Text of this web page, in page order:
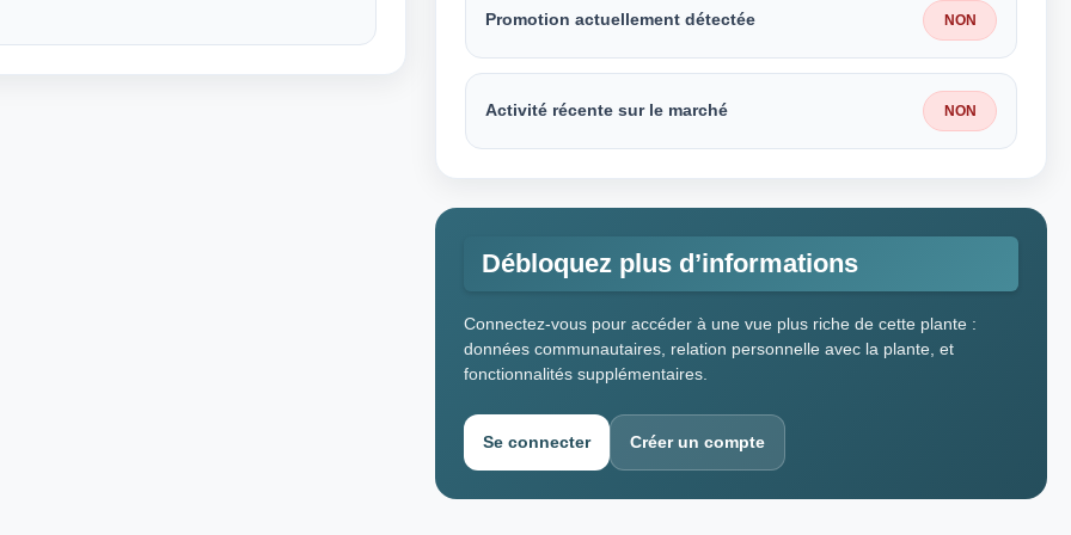
Promotion actuellement détectée NON
Activité récente sur le marché NON
Débloquez plus d’informations
Connectez-vous pour accéder à une vue plus riche de cette plante :
données communautaires, relation personnelle avec la plante, et
fonctionnalités supplémentaires.
Se connecter Créer un compte